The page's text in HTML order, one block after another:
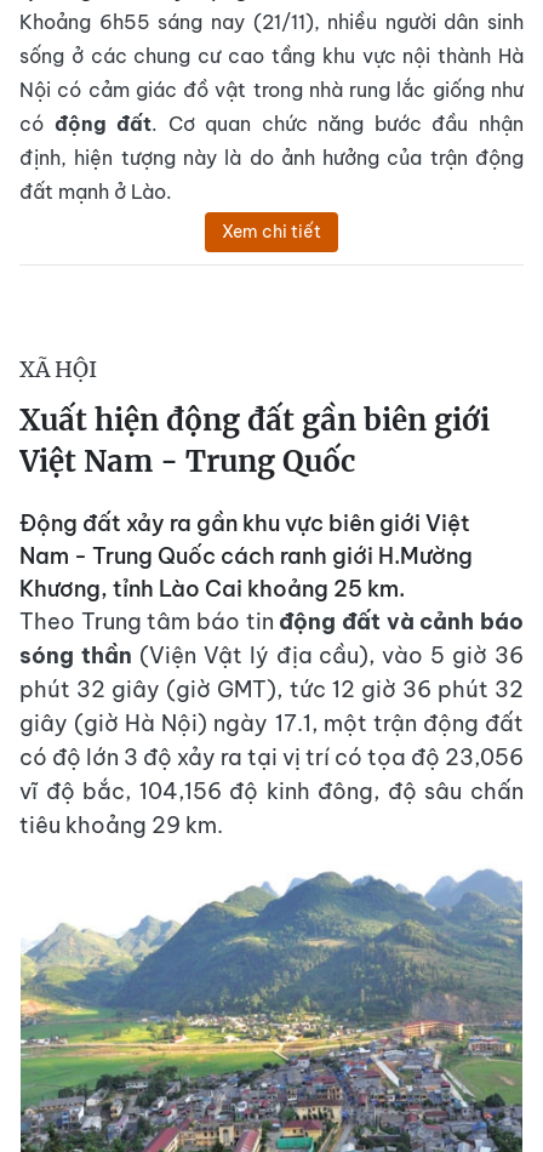
Khoảng 6h55 sáng nay (21/11), nhiều người dân sinh
sống ở các chung cư cao tầng khu vực nội thành Hà
Nội có cảm giác đồ vật trong nhà rung lắc giống như
có động đất. Cơ quan chức năng bước đầu nhận
định, hiện tượng này là do ảnh hưởng của trận động
đất mạnh ở Lào.
Xem chi tiết
XÃ HỘI
Xuất hiện động đất gần biên giới
Việt Nam - Trung Quốc
Động đất xảy ra gần khu vực biên giới Việt
Nam - Trung Quốc cách ranh giới H.Mường
Khương, tỉnh Lào Cai khoảng 25 km.
Theo Trung tâm báo tin động đất và cảnh báo
sóng thần (Viện Vật lý địa cầu), vào 5 giờ 36
phút 32 giây (giờ GMT), tức 12 giờ 36 phút 32
giây (giờ Hà Nội) ngày 17.1, một trận động đất
có độ lớn 3 độ xảy ra tại vị trí có tọa độ 23,056
vĩ độ bắc, 104,156 độ kinh đông, độ sâu chấn
tiêu khoảng 29 km.